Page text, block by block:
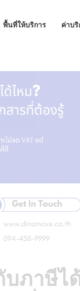
พื้นที่ให้บริการ ค่าบริ
ภาษีไ